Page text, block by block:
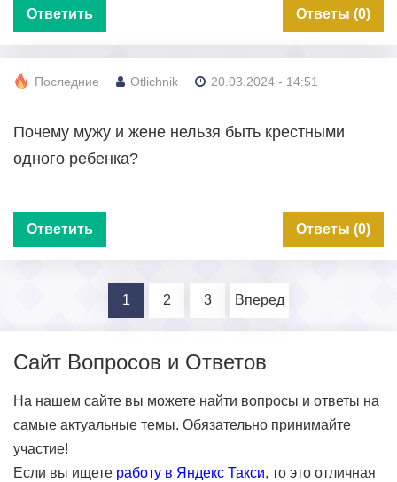
Ответить Ответы (0)
Последние Otlichnik 20.03.2024 - 14:51
Почему мужу и жене нельзя быть крестными
одного ребенка?
Ответить Ответы (0)
1 2 3 Вперед
Сайт Вопросов и Ответов
На нашем сайте вы можете найти вопросы и ответы на
самые актуальные темы. Обязательно принимайте
участие!
Если вы ищете работу в Яндекс Такси, то это отличная